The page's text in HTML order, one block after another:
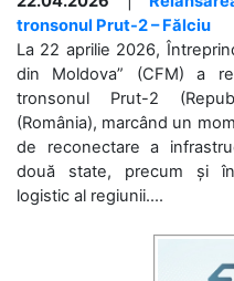
tronsonul Prut-2 – Fălciu
La 22 aprilie 2026,
din Moldova” (CFM) a
tronsonul Prut-2
(România), marcând un
de reconectare a
două state, precum și în
logistic al regiunii....